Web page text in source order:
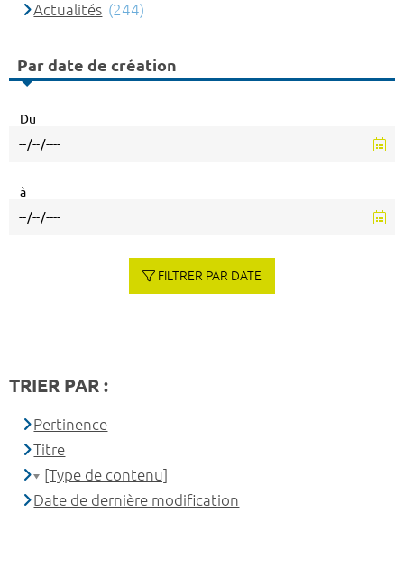
Actualités (244)
Par date de création
Du
à
FILTRER PAR DATE
TRIER PAR :
Pertinence
Titre
[Type de contenu]
Date de dernière modification